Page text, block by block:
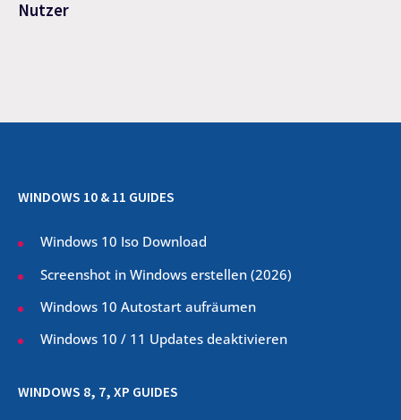
Nutzer
WINDOWS 10 & 11 GUIDES
Windows 10 Iso Download
Screenshot in Windows erstellen (2026)
Windows 10 Autostart aufräumen
Windows 10 / 11 Updates deaktivieren
WINDOWS 8, 7, XP GUIDES